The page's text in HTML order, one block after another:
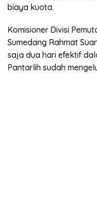
biaya kuota.
Komisioner Divisi
Sumedang Rahmat
saja dua hari efektif
Pantarlih sudah